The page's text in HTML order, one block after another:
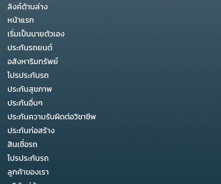
ลิงค์ด้านล่าง
หน้าแรก
เริ่มเป็นนายตัวเอง
ประกันรถยนต์
อสังหาริมทรัพย์
โปรประกันรถ
ประกันสุขภาพ
ประกันอื่นๆ
ประกันความรับผิดต่อวิชาชีพ
ประกันก่อสร้าง
สินเชื่อรถ
โปรประกันรถ
ลูกค้าของเรา